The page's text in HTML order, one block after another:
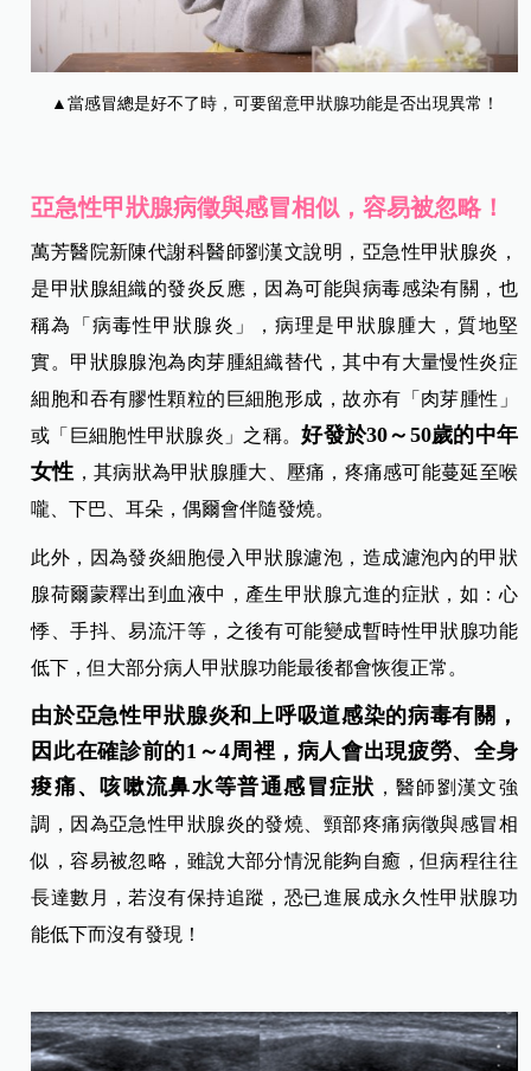
▲當感冒總是好不了時，可要留意甲狀腺功能是否出現異常！
亞急性甲狀腺病徵與感冒相似，容易被忽略！
萬芳醫院新陳代謝科醫師劉漢文說明，亞急性甲狀腺炎，
是甲狀腺組織的發炎反應，因為可能與病毒感染有關，也
稱為「病毒性甲狀腺炎」，病理是甲狀腺腫大，質地堅
實。甲狀腺腺泡為肉芽腫組織替代，其中有大量慢性炎症
細胞和吞有膠性顆粒的巨細胞形成，故亦有「肉芽腫性」
或「巨細胞性甲狀腺炎」之稱。好發於30～50歲的中年
女性 ，其病狀為甲狀腺腫大、壓痛，疼痛感可能蔓延至喉
嚨、下巴、耳朵，偶爾會伴隨發燒。
此外，因為發炎細胞侵入甲狀腺濾泡，造成濾泡內的甲狀
腺荷爾蒙釋出到血液中，產生甲狀腺亢進的症狀，如：心
悸、手抖、易流汗等，之後有可能變成暫時性甲狀腺功能
低下，但大部分病人甲狀腺功能最後都會恢復正常。
由於亞急性甲狀腺炎和上呼吸道感染的病毒有關，
因此在確診前的1～4周裡，病人會出現疲勞、全身
痠痛、咳嗽流鼻水等普通感冒症狀 ，醫師劉漢文強
調，因為亞急性甲狀腺炎的發燒、頸部疼痛病徵與感冒相
似，容易被忽略，雖說大部分情況能夠自癒，但病程往往
長達數月，若沒有保持追蹤，恐已進展成永久性甲狀腺功
能低下而沒有發現！